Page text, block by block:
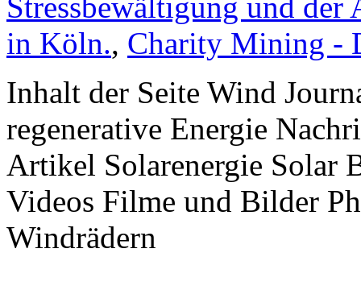
in Köln., Charity Mining -
Inhalt der Seite Wind
regenerative Energie
Artikel Solarenergie Solar
Videos Filme und Bilder
Windrädern